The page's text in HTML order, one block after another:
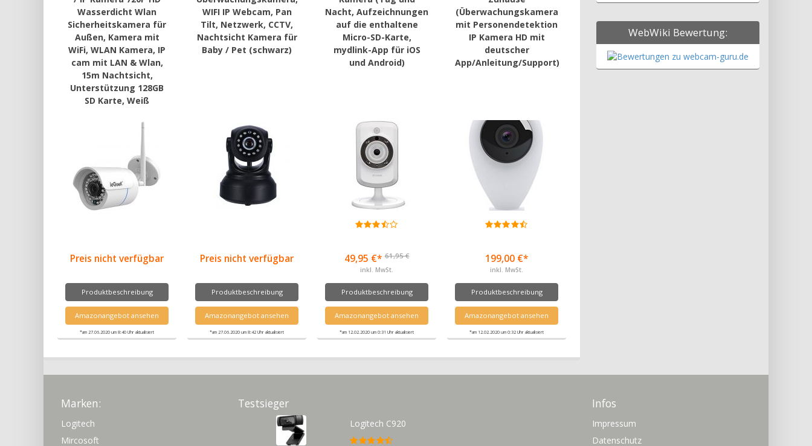
Wasserdicht Wlan
Sicherheitskamera für
Außen, Kamera mit
WiFi, WLAN Kamera, IP
cam mit LAN & Wlan,
15m Nachtsicht,
Unterstützung 128GB
SD Karte, Weiß
Preis nicht verfügbar
Produktbeschreibung
Amazonangebot ansehen
*am 27.06.2020 um 8:40 Uhr aktualisiert
WIFI IP Webcam, Pan
Tilt, Netzwerk, CCTV,
Nachtsicht Kamera für
Baby / Pet (schwarz)
Preis nicht verfügbar
Produktbeschreibung
Amazonangebot ansehen
*am 27.06.2020 um 8:42 Uhr aktualisiert
Nacht, Aufzeichnungen
auf die enthaltene
Micro-SD-Karte,
mydlink-App für iOS
und Android)
49,95 €* 61,95 €
inkl. MwSt.
Produktbeschreibung
Amazonangebot ansehen
*am 12.02.2020 um 0:31 Uhr aktualisiert
(Überwachungskamera
mit Personendetektion
IP Kamera HD mit
deutscher
App/Anleitung/Support)
199,00 €*
inkl. MwSt.
Produktbeschreibung
Amazonangebot ansehen
*am 12.02.2020 um 0:32 Uhr aktualisiert
WebWiki Bewertung:
Marken:
Logitech
Mircosoft
Testsieger
Logitech C920
Infos
Impressum
Datenschutz